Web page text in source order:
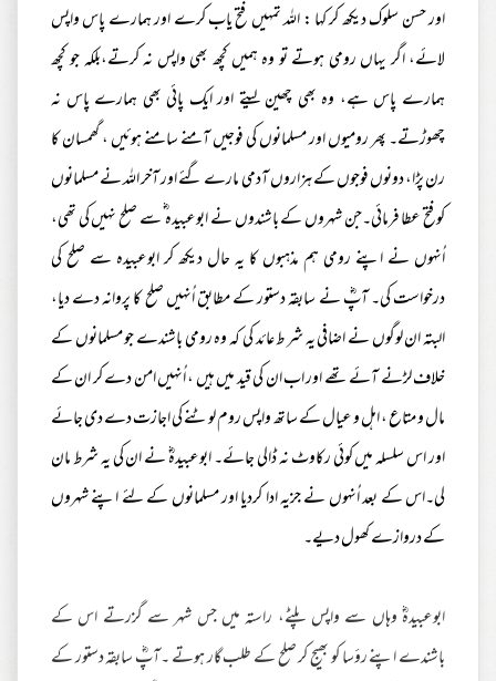
اور حسن سلوک دیکھ کر کہا : اللہ تمہیں فتح یاب کرے اور ہمارے پاس واپس
لائے، اگر یہاں رومی ہوتے تو وہ ہمیں کچھ بھی واپس نہ کرتے،بلکہ جو کچھ
ہمارے پاس ہے، وہ بھی چھین لیتے اور ایک پائی بھی ہمارے پاس نہ
چھوڑتے۔ پھر رومیوں اور مسلمانوں کی فوجیں آمنے سامنے ہوئیں ، گھمسان کا
رن پڑا، دونوں فوجوں کے ہزاروں آدمی مارے گئے اور آخر اللہ نے مسلمانوں
کوفتح عطا فرمائی۔جن شہروں کے باشندوں نے ابوعبیدہ ؓ سے صلح نہیں کی تھی،
اُنہوں نے اپنے رومی ہم مذہبوں کا یہ حال دیکھ کر ابوعبیدہ سے صلح کی
درخواست کی۔ آپؓ نے سابقہ دستور کے مطابق اُنہیں صلح کا پروانہ دے دیا،
البتہ ان لوگوں نے اضافی یہ شر ط عائد کی کہ وہ رومی باشندے جو مسلمانوں کے
خلاف لڑنے آئے تھے اور اب ان کی قید میں ہیں ، اُنہیں امن دے کر ان کے
مال و متاع ، اہل و عیال کے ساتھ واپس روم لوٹنے کی اجازت دے دی جائے
اور اس سلسلہ میں کوئی رکاوٹ نہ ڈالی جائے۔ ابوعبیدہؓ نے ان کی یہ شرط مان
لی۔اس کے بعد اُنہوں نے جزیہ ادا کردیا اور مسلمانوں کے لئے اپنے شہروں
کے دروازے کھول دیے۔
ابوعبیدہؓ وہاں سے واپس پلٹے، راستہ میں جس شہر سے گزرتے اس کے
باشندے اپنے رؤسا کو بھیج کر صلح کے طلب گار ہوتے ۔آپؓ سابقہ دستور کے